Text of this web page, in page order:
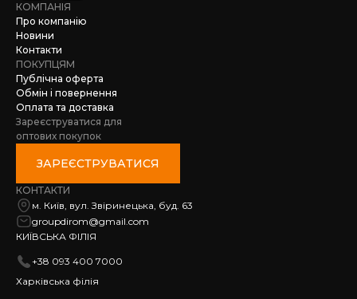
КОМПАНІЯ
Про компанію
Новини
Контакти
ПОКУПЦЯМ
Публічна оферта
Обмін і повернення
Оплата та доставка
Зареєструватися для
оптових покупок
ЗАРЕЄСТРУВАТИСЯ
КОНТАКТИ
м. Київ, вул. Звіринецька, буд. 63
groupdirom@gmail.com
КИЇВСЬКА ФІЛІЯ
+38 093 400 7000
Харківська філія